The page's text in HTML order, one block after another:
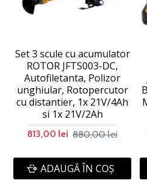
Set 3 scule cu acumulator
ROTOR JFTS003-DC,
Autofiletanta, Polizor
unghiular, Rotopercutor
cu distantier, 1x 21V/4Ah
si 1x 21V/2Ah
813,00 lei 880,00 lei
ADAUGĂ ÎN COŞ